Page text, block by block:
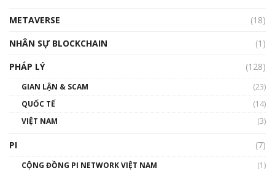
01:32:59
gió ấm
METAVERSE
(18)
NHÂN SỰ BLOCKCHAIN
(1)
PHÁP LÝ
(128)
GIAN LẬN & SCAM
(23)
QUỐC TẾ
(14)
VIỆT NAM
(3)
PI (7)
CỘNG ĐỒNG PI NETWORK VIỆT NAM
(1)